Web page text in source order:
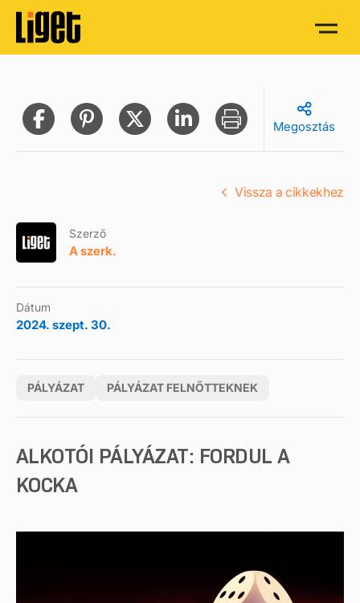
Megosztás
Szerző
A szerk.
Dátum
2024. szept. 30.
PÁLYÁZAT PÁLYÁZAT FELNŐTTEKNEK
Vissza a cikkekhez
ALKOTÓI PÁLYÁZAT: FORDUL A
KOCKA